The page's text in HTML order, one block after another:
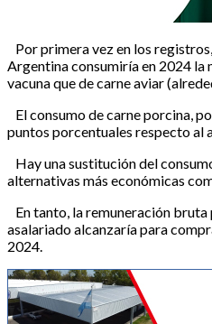
Por primera vez en los
Argentina consumiría en 2024 la
vacuna que de carne aviar
El consumo de carne porcina,
puntos porcentuales respecto al
Hay una sustitución del
alternativas más económicas
En tanto, la remuneración
asalariado alcanzaría para
2024.